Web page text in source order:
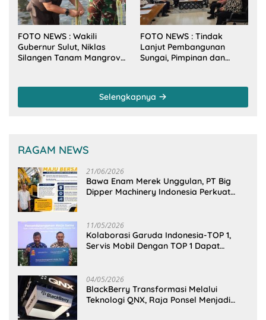
FOTO NEWS : Wakili
Gubernur Sulut, Niklas
Silangen Tanam Mangrove
FOTO NEWS : Tindak
Lanjut Pembangunan
Sungai, Pimpinan dan
Kementerian PU-RI
Selengkapnya
RAGAM NEWS
21/06/2026
Bawa Enam Merek Unggulan, PT Big
Dipper Machinery Indonesia Perkuat
11/05/2026
Kolaborasi Garuda Indonesia-TOP 1,
Servis Mobil Dengan TOP 1 Dapat
04/05/2026
BlackBerry Transformasi Melalui
Teknologi QNX, Raja Ponsel Menjadi